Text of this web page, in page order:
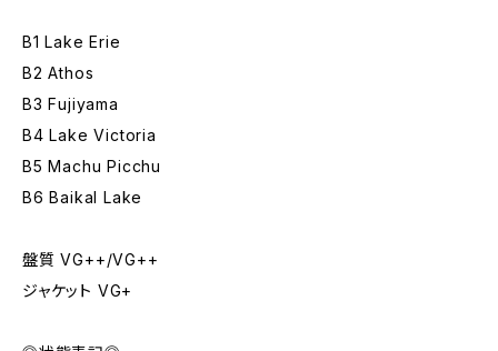
B1 Lake Erie
B2 Athos
B3 Fujiyama
B4 Lake Victoria
B5 Machu Picchu
B6 Baikal Lake
盤質 VG++/VG++
ジャケット VG+